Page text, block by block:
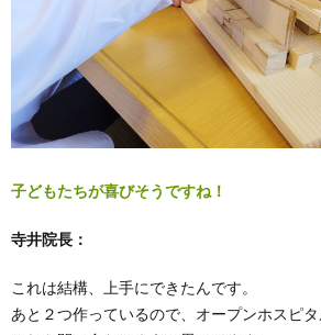
子どもたちが喜びそうですね！
寺井院長：
これは結構、上手にできたんです。
あと２つ作っているので、オープンホスピ